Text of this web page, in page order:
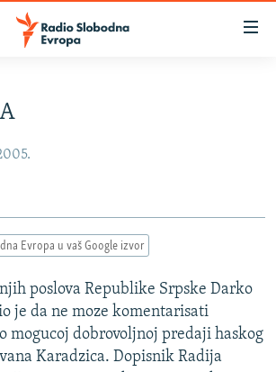
Evropa u vaš Google izvor
poslova Republike Srpske Darko
je da ne moze komentarisati
mogucoj dobrovoljnoj predaji haskog
Karadzica. Dopisnik Radija